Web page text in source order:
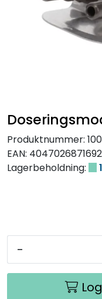
Produktnummer:
EAN: 4047026871692
Lagerbeholdning:
-